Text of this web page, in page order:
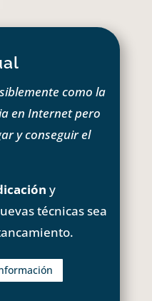
como la
en Internet pero
y conseguir el
y
técnicas sea